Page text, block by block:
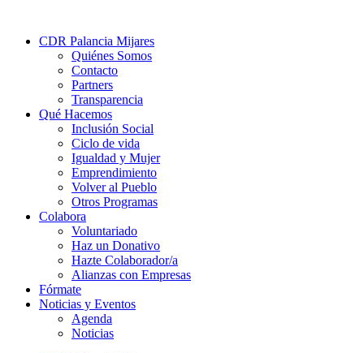
CDR Palancia Mijares
Quiénes Somos
Contacto
Partners
Transparencia
Qué Hacemos
Inclusión Social
Ciclo de vida
Igualdad y Mujer
Emprendimiento
Volver al Pueblo
Otros Programas
Colabora
Voluntariado
Haz un Donativo
Hazte Colaborador/a
Alianzas con Empresas
Fórmate
Noticias y Eventos
Agenda
Noticias